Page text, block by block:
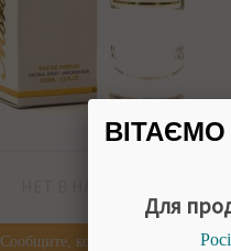
Сообщите, когда появится
Для